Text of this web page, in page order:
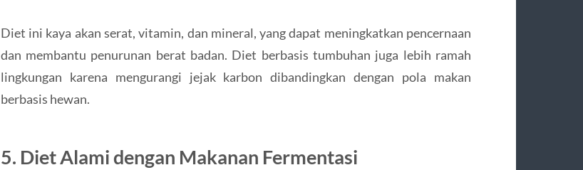
Diet ini kaya akan serat, vitamin, dan mineral, yang dapat meningkatkan pencernaan
dan membantu penurunan berat badan. Diet berbasis tumbuhan juga lebih ramah
lingkungan karena mengurangi jejak karbon dibandingkan dengan pola makan
berbasis hewan.
5. Diet Alami dengan Makanan Fermentasi